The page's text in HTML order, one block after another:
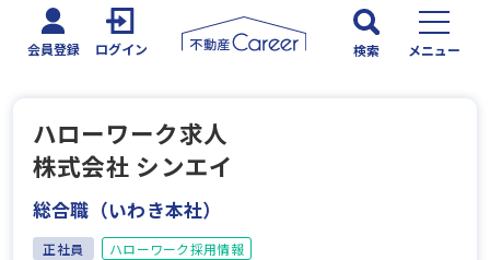
会員登録 ログイン 検索 メニュー
ハローワーク求人
株式会社 シンエイ
総合職（いわき本社）
正社員 ハローワーク採用情報